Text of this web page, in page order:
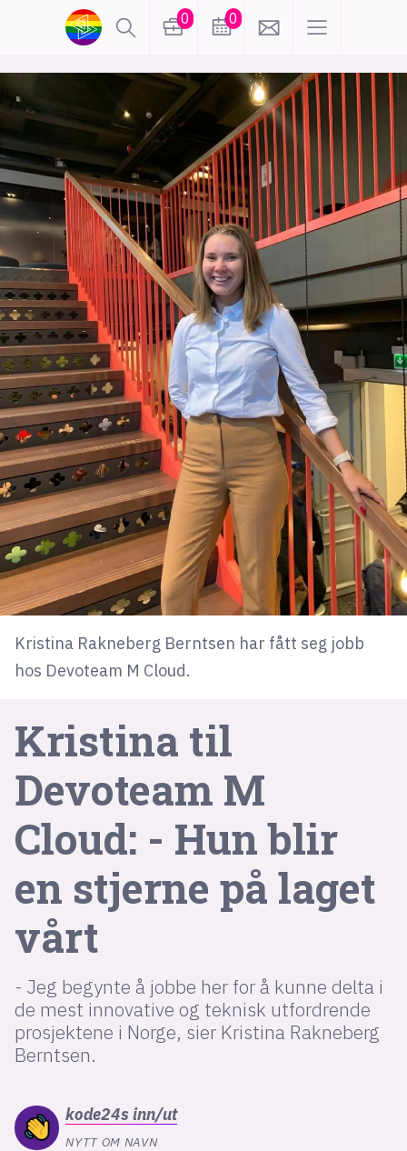
0 0
Kristina Rakneberg Berntsen har fått seg jobb
hos Devoteam M Cloud.
Kristina til
Devoteam M
Cloud: - Hun blir
en stjerne på laget
vårt
- Jeg begynte å jobbe her for å kunne delta i
de mest innovative og teknisk utfordrende
prosjektene i Norge, sier Kristina Rakneberg
Berntsen.
kode24s inn/ut
NYTT OM NAVN
lønn
KI
karriere
meninger
utdanning sikkerhet
kontor
frontend
backend
apputvikling
devops
IoT
design
tilgjengelighet
ukas koder
inn/ut
hobby
lys modus
mørk modus
nyhetsbrev
kode24-klubben
LinkedIn
Bluesky
Facebook
annonsepriser
annonseguide
suksesshistorier
Bli firmapartner